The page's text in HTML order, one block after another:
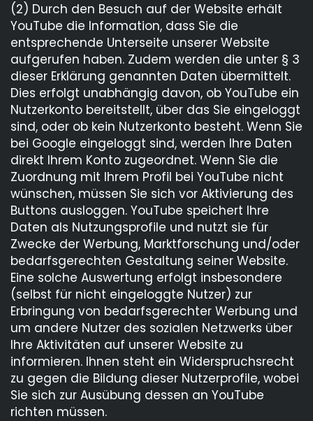
(2) Durch den Besuch auf der Website erhält
YouTube die Information, dass Sie die
entsprechende Unterseite unserer Website
aufgerufen haben. Zudem werden die unter § 3
dieser Erklärung genannten Daten übermittelt.
Dies erfolgt unabhängig davon, ob YouTube ein
Nutzerkonto bereitstellt, über das Sie eingeloggt
sind, oder ob kein Nutzerkonto besteht. Wenn Sie
bei Google eingeloggt sind, werden Ihre Daten
direkt Ihrem Konto zugeordnet. Wenn Sie die
Zuordnung mit Ihrem Profil bei YouTube nicht
wünschen, müssen Sie sich vor Aktivierung des
Buttons ausloggen. YouTube speichert Ihre
Daten als Nutzungsprofile und nutzt sie für
Zwecke der Werbung, Marktforschung und/oder
bedarfsgerechten Gestaltung seiner Website.
Eine solche Auswertung erfolgt insbesondere
(selbst für nicht eingeloggte Nutzer) zur
Erbringung von bedarfsgerechter Werbung und
um andere Nutzer des sozialen Netzwerks über
Ihre Aktivitäten auf unserer Website zu
informieren. Ihnen steht ein Widerspruchsrecht
zu gegen die Bildung dieser Nutzerprofile, wobei
Sie sich zur Ausübung dessen an YouTube
richten müssen.